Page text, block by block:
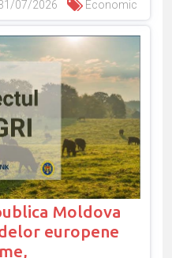
07/2026 Economic
Moldova
europene